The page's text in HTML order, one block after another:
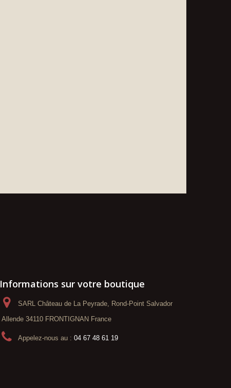
Informations sur votre boutique
SARL Château de La Peyrade, Rond-Point Salvador
Allende 34110 FRONTIGNAN France
Appelez-nous au : 04 67 48 61 19